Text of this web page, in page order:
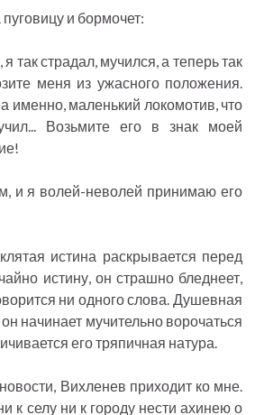
и бормочет:
так страдал, мучился, а теперь так
меня из ужасного положения.
именно, маленький локомотив, что
Возьмите его в знак моей
и я волей-неволей принимаю его
истина раскрывается перед
истину, он страшно бледнеет,
ни одного слова. Душевная
начинает мучительно ворочаться
его тряпичная натура.
Вихленев приходит ко мне.
селу ни к городу нести ахинею о